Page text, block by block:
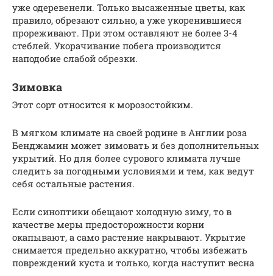
уже одеревенели. Только высаженные цветы, как
правило, обрезают сильно, а уже укоренившиеся
прореживают. При этом оставляют не более 3-4
стеблей. Укорачивание побега производится
наподобие слабой обрезки.
Зимовка
Этот сорт относится к морозостойким.
В мягком климате на своей родине в Англии роза
Бенджамин может зимовать и без дополнительных
укрытий. Но для более сурового климата лучше
следить за погодными условиями и тем, как ведут
себя остальные растения.
Если синоптики обещают холодную зиму, то в
качестве меры предосторожности корни
окапывают, а само растение накрывают. Укрытие
снимается предельно аккуратно, чтобы избежать
повреждений куста и только, когда наступит весна